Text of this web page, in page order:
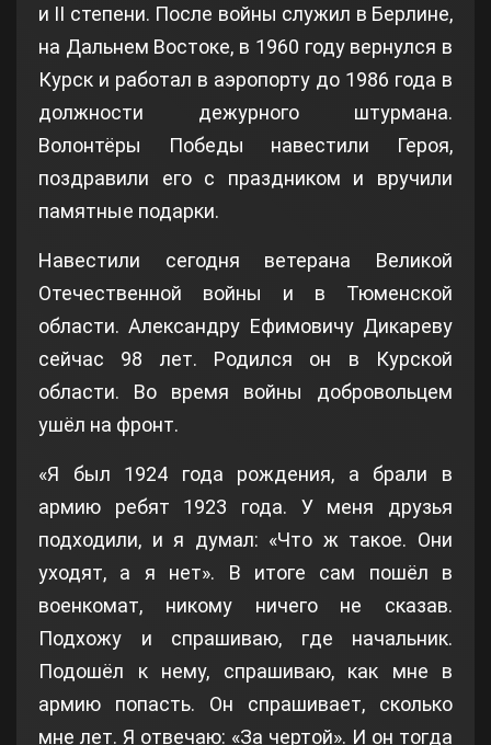
и II степени. После войны служил в Берлине,
на Дальнем Востоке, в 1960 году вернулся в
Курск и работал в аэропорту до 1986 года в
должности дежурного штурмана.
Волонтёры Победы навестили Героя,
поздравили его с праздником и вручили
памятные подарки.
Навестили сегодня ветерана Великой
Отечественной войны и в Тюменской
области. Александру Ефимовичу Дикареву
сейчас 98 лет. Родился он в Курской
области. Во время войны добровольцем
ушёл на фронт.
«Я был 1924 года рождения, а брали в
армию ребят 1923 года. У меня друзья
подходили, и я думал: «Что ж такое. Они
уходят, а я нет». В итоге сам пошёл в
военкомат, никому ничего не сказав.
Подхожу и спрашиваю, где начальник.
Подошёл к нему, спрашиваю, как мне в
армию попасть. Он спрашивает, сколько
мне лет. Я отвечаю: «За чертой». И он тогда